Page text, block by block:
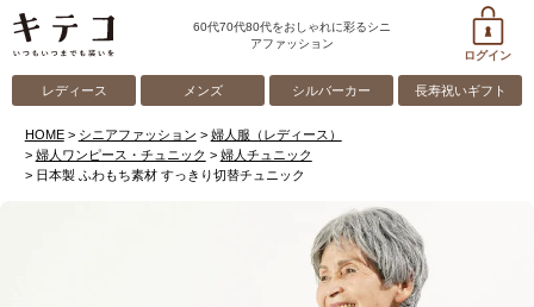
60代70代80代をおしゃれに彩るシニ
アファッション
ログイン
レディース メンズ シルバーカー 長寿祝いギフト
HOME シニアファッション
婦人服（レディース）
婦人ワンピース・チュニック
婦人チュニック
日本製 ふわもち素材 すっきり切替チュニック